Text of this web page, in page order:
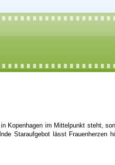
Kopenhagen im Mittelpunkt steht,
Staraufgebot lässt Frauenherzen